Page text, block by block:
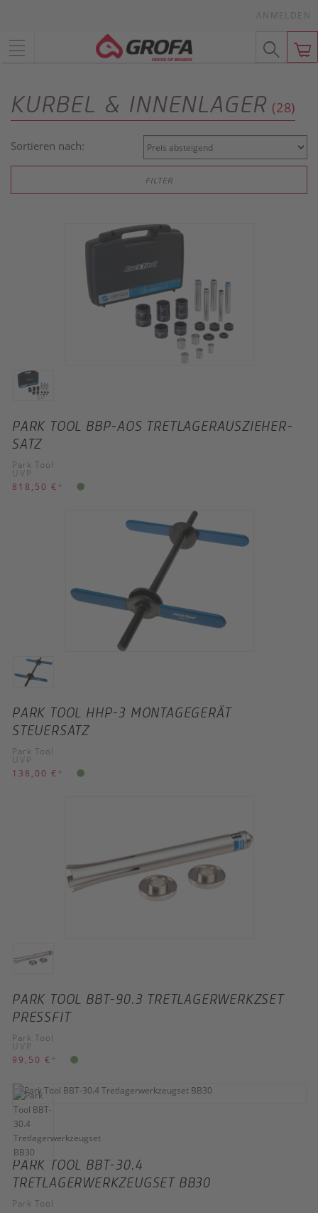
ANMELDEN
KURBEL & INNENLAGER (28)
Sortieren nach:
FILTER
PARK TOOL BBP-AOS TRETLAGERAUSZIEHER-
SATZ
Park Tool
UVP
818,50 € *
PARK TOOL HHP-3 MONTAGEGERÄT
STEUERSATZ
Park Tool
UVP
138,00 € *
PARK TOOL BBT-90.3 TRETLAGERWERKZSET
PRESSFIT
Park Tool
UVP
99,50 € *
PARK TOOL BBT-30.4
TRETLAGERWERKZEUGSET BB30
Park Tool